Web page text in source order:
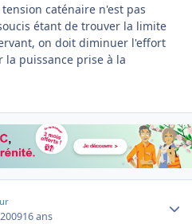
caténaire n'est pas
étant de trouver la limite
on doit diminuer l'effort
puissance prise à la
16 ans